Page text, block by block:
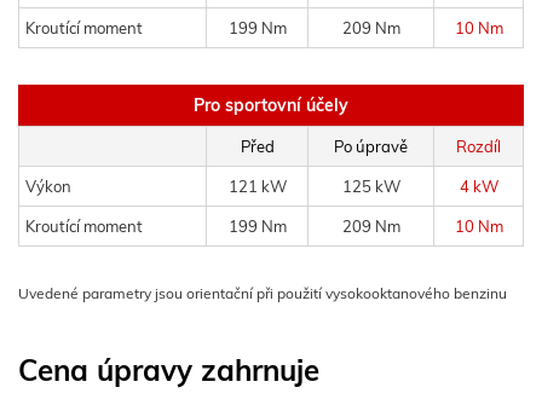
Kroutící moment 199 Nm 209 Nm 10 Nm
Pro sportovní účely
Před Po úpravě Rozdíl
Výkon 121 kW 125 kW 4 kW
Kroutící moment 199 Nm 209 Nm 10 Nm
Uvedené parametry jsou orientační při použití vysokooktanového benzinu
Cena úpravy zahrnuje